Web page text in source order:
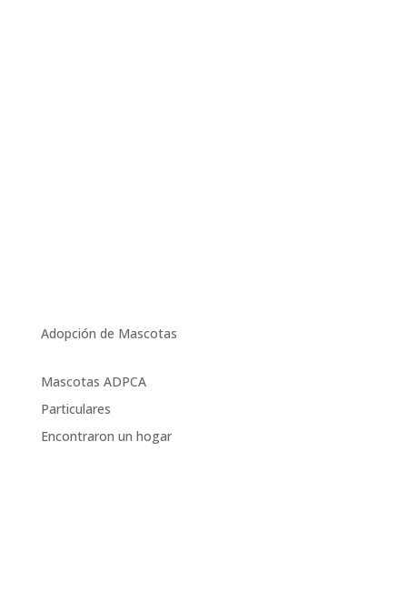
Adopción de Mascotas
Mascotas ADPCA
Particulares
Encontraron un hogar